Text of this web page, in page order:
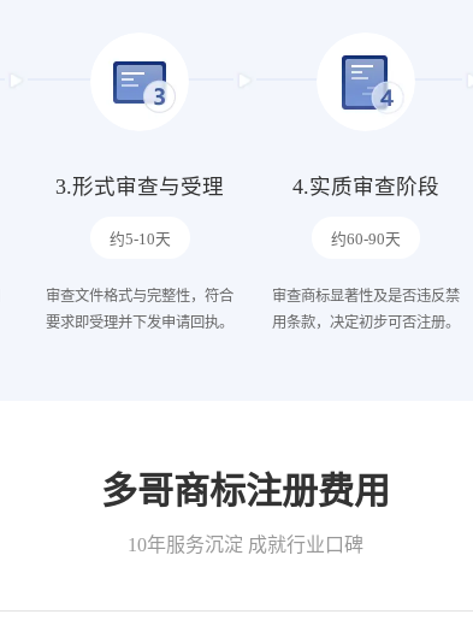
3.形式审查与受理
约5-10天
审查文件格式与完整性，符合
要求即受理并下发申请回执。
4.实质审查阶段
约60-90天
审查商标显著性及是否违反禁
用条款，决定初步可否注册。
多哥商标注册费用
10年服务沉淀 成就行业口碑